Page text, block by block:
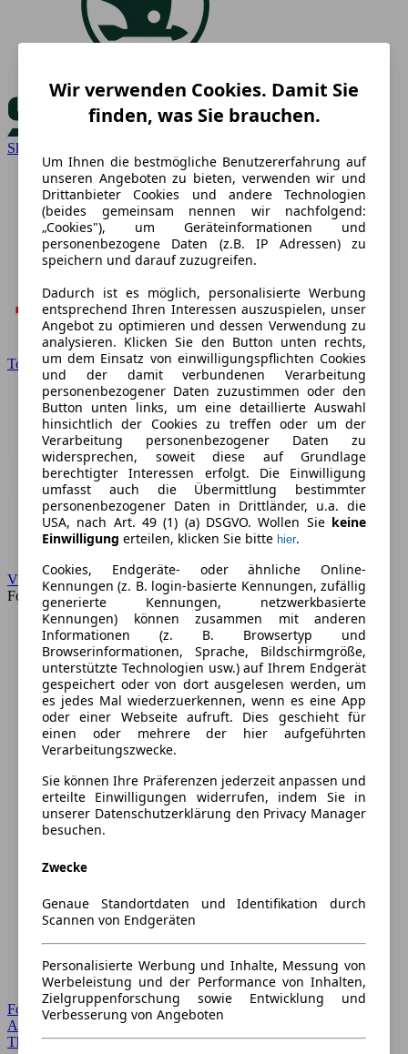
Skoda
Toyota
VW
Forum
Forum Startseite
Alle Auto-Foren
Themen-Forum
Wir verwenden Cookies. Damit Sie
finden, was Sie brauchen.
Um Ihnen die bestmögliche Benutzererfahrung auf
unseren Angeboten zu bieten, verwenden wir und
Drittanbieter Cookies und andere Technologien
(beides gemeinsam nennen wir nachfolgend:
„Cookies"), um Geräteinformationen und
personenbezogene Daten (z.B. IP Adressen) zu
speichern und darauf zuzugreifen.
Dadurch ist es möglich, personalisierte Werbung
entsprechend Ihren Interessen auszuspielen, unser
Angebot zu optimieren und dessen Verwendung zu
analysieren. Klicken Sie den Button unten rechts,
um dem Einsatz von einwilligungspflichten Cookies
und der damit verbundenen Verarbeitung
personenbezogener Daten zuzustimmen oder den
Button unten links, um eine detaillierte Auswahl
hinsichtlich der Cookies zu treffen oder um der
Verarbeitung personenbezogener Daten zu
widersprechen, soweit diese auf Grundlage
berechtigter Interessen erfolgt. Die Einwilligung
umfasst auch die Übermittlung bestimmter
personenbezogener Daten in Drittländer, u.a. die
USA, nach Art. 49 (1) (a) DSGVO. Wollen Sie keine
Einwilligung erteilen, klicken Sie bitte hier.
Cookies, Endgeräte- oder ähnliche Online-
Kennungen (z. B. login-basierte Kennungen, zufällig
generierte Kennungen, netzwerkbasierte
Kennungen) können zusammen mit anderen
Informationen (z. B. Browsertyp und
Browserinformationen, Sprache, Bildschirmgröße,
unterstützte Technologien usw.) auf Ihrem Endgerät
gespeichert oder von dort ausgelesen werden, um
es jedes Mal wiederzuerkennen, wenn es eine App
oder einer Webseite aufruft. Dies geschieht für
einen oder mehrere der hier aufgeführten
Verarbeitungszwecke.
Sie können Ihre Präferenzen jederzeit anpassen und
erteilte Einwilligungen widerrufen, indem Sie in
unserer Datenschutzerklärung den Privacy Manager
besuchen.
Zwecke
Genaue Standortdaten und Identifikation durch
Scannen von Endgeräten
Personalisierte Werbung und Inhalte, Messung von
Werbeleistung und der Performance von Inhalten,
Zielgruppenforschung sowie Entwicklung und
Verbesserung von Angeboten